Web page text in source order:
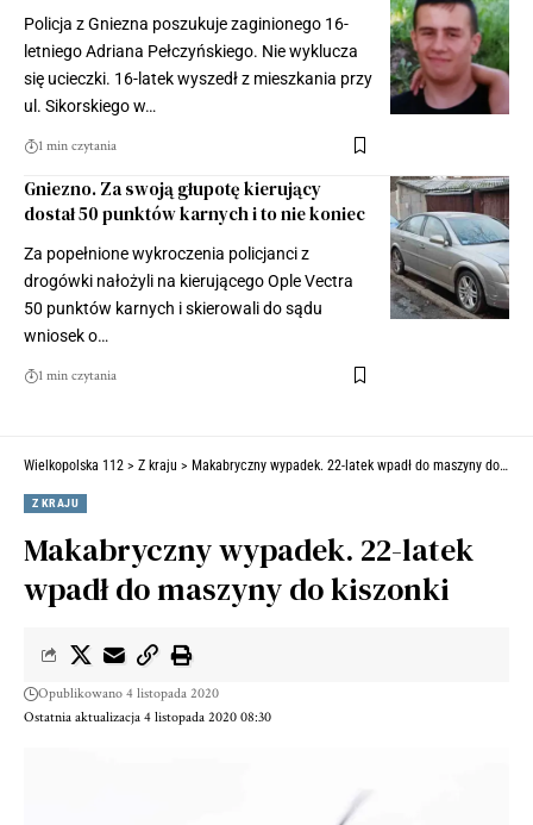
Policja z Gniezna poszukuje zaginionego 16-
letniego Adriana Pełczyńskiego. Nie wyklucza
się ucieczki. 16-latek wyszedł z mieszkania przy
ul. Sikorskiego w…
1 min czytania
Gniezno. Za swoją głupotę kierujący
dostał 50 punktów karnych i to nie koniec
Za popełnione wykroczenia policjanci z
drogówki nałożyli na kierującego Ople Vectra
50 punktów karnych i skierowali do sądu
wniosek o…
1 min czytania
Wielkopolska 112 > Z kraju > Makabryczny wypadek. 22-latek wpadł do maszyny do kiszonki
Z KRAJU
Makabryczny wypadek. 22-latek
wpadł do maszyny do kiszonki
Ostatnia aktualizacja 4 listopada 2020 08:30
Opublikowano 4 listopada 2020